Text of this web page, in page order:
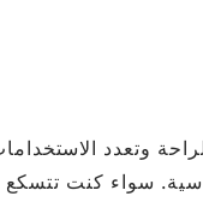
وتعدد